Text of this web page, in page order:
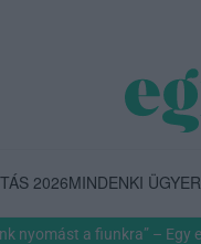
2026MINDENKI ÜGYE
nyomást a fiunkra” – Egy